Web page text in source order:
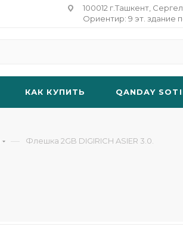
100012 г.Ташкент,
Ориентир: 9 эт. здание
КАК КУПИТЬ QANDAY
— Флешка 2GB DIGIRICH ‎ASIER 3.0.